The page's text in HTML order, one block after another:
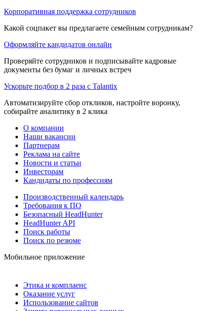
Корпоративная поддержка сотрудников
Какой соцпакет вы предлагаете семейным сотрудникам?
Оформляйте кандидатов онлайн
Проверяйте сотрудников и подписывайте кадровые
документы без бумаг и личных встреч
Ускорьте подбор в 2 раза с Talantix
Автоматизируйте сбор откликов, настройте воронку,
собирайте аналитику в 2 клика
О компании
Наши вакансии
Партнерам
Реклама на сайте
Новости и статьи
Инвесторам
Кандидаты по профессиям
Производственный календарь
Требования к ПО
Безопасный HeadHunter
HeadHunter API
Поиск работы
Поиск по резюме
Мобильное приложение
Этика и комплаенс
Оказание услуг
Использование сайтов